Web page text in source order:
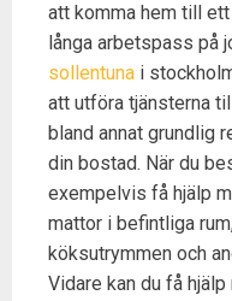
att komma hem till
långa arbetspass på
sollentuna i
att utföra tjänsterna
bland annat grundlig
din bostad. När du
exempelvis få hjälp
mattor i befintliga
köksutrymmen och
Vidare kan du få